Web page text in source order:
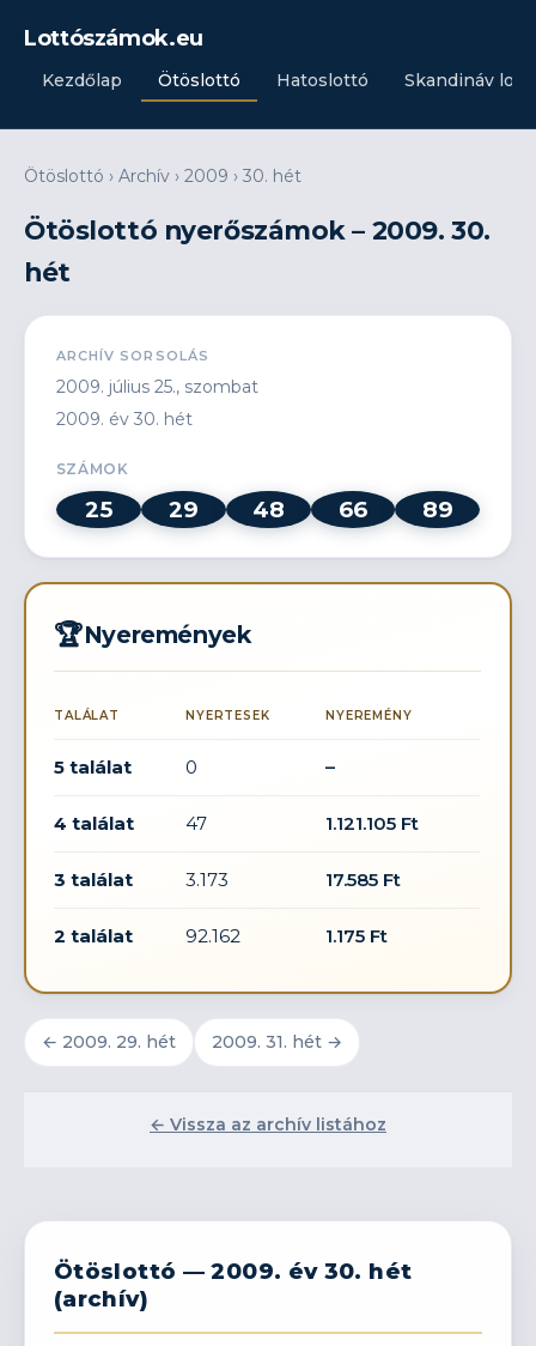
Lottószámok.eu
Kezdőlap Ötöslottó Hatoslottó Skandináv
Ötöslottó › Archív › 2009 › 30. hét
Ötöslottó nyerőszámok – 2009. 30.
hét
ARCHÍV SORSOLÁS
2009. július 25., szombat
2009. év 30. hét
SZÁMOK
25 29 48 66 89
🏆Nyeremények
TALÁLAT NYERTESEK NYEREMÉNY
5 találat 0 –
4 találat 47 1.121.105 Ft
3 találat 3.173 17.585 Ft
2 találat 92.162 1.175 Ft
← 2009. 29. hét 2009. 31. hét →
← Vissza az archív listához
Ötöslottó — 2009. év 30. hét
(archív)